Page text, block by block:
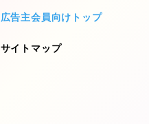
広告主会員向けトップ
サイトマップ